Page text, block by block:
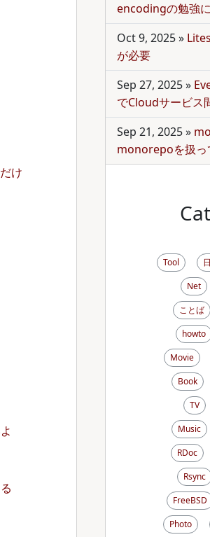
け
encodingの勉強
Oct 9, 2025»
が必要
Sep 27, 2025»
でCloudサービス
Sep 21, 2025»
monorepoを扱っ
Tool
Net
ことば
howto
Movie
Book
TV
Music
RDoc
Rsync
FreeBSD
Photo